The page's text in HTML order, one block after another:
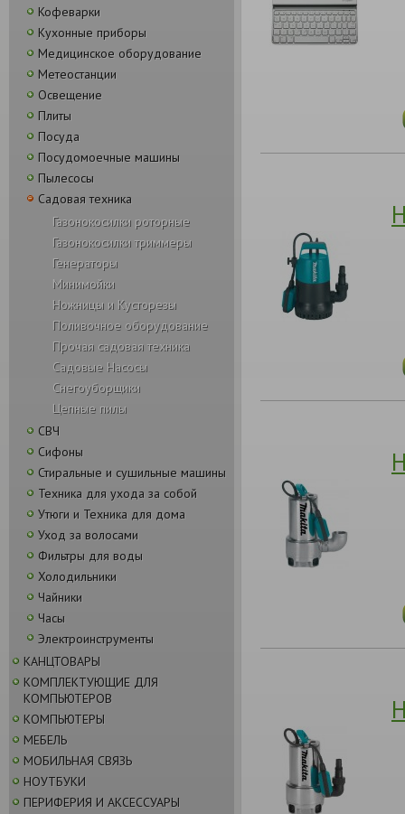
Кофеварки
Кухонные приборы
Медицинское оборудование
Метеостанции
Освещение
Плиты
Посуда
Посудомоечные машины
Пылесосы
Садовая техника
Газонокосилки роторные
Газонокосилки триммеры
Генераторы
Минимойки
Ножницы и Кусторезы
Поливочное оборудование
Прочая садовая техника
Садовые Насосы
Снегоуборщики
Цепные пилы
СВЧ
Сифоны
Стиральные и сушильные машины
Техника для ухода за собой
Утюги и Техника для дома
Уход за волосами
Фильтры для воды
Холодильники
Чайники
Часы
Электроинструменты
КАНЦТОВАРЫ
КОМПЛЕКТУЮЩИЕ ДЛЯ
КОМПЬЮТЕРОВ
КОМПЬЮТЕРЫ
МЕБЕЛЬ
МОБИЛЬНАЯ СВЯЗЬ
НОУТБУКИ
ПЕРИФЕРИЯ И АКСЕССУАРЫ